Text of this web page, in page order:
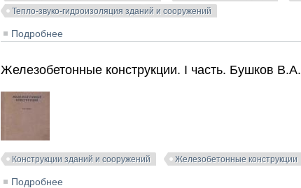
Тепло-звуко-гидроизоляция зданий и сооружений
Подробнее
Железобетонные конструкции. I часть. Бушков
Конструкции зданий и сооружений Железобетонные конструкции
Подробнее